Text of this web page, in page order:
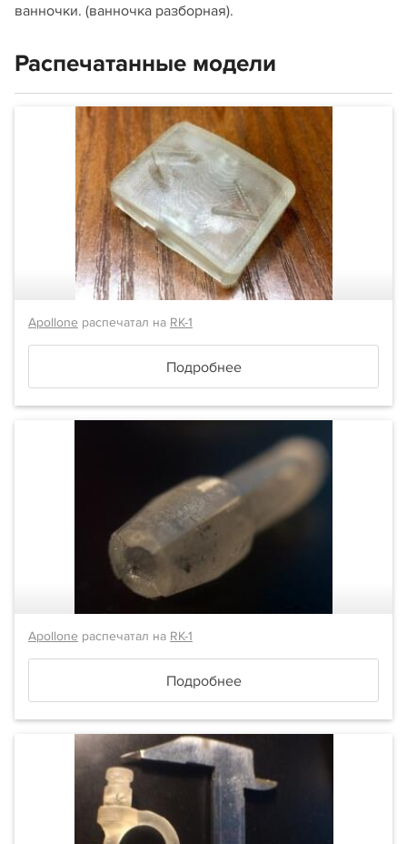
ванночки. (ванночка разборная).
Распечатанные модели
Apollone распечатал на RK-1
Подробнее
Apollone распечатал на RK-1
Подробнее